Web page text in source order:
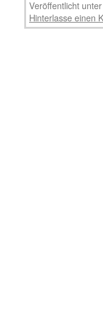
Veröffentlicht unter
Hinterlasse einen